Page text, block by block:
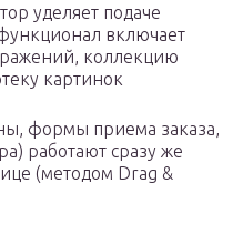
уделяет подаче
включает
коллекцию
картинок
формы приема заказа,
работают сразу же
(методом Drag &